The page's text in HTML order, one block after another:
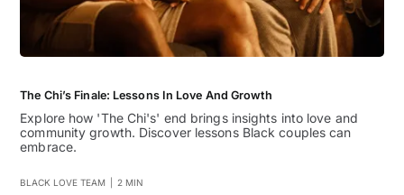
The Chi’s Finale: Lessons In Love And Growth
Explore how 'The Chi's' end brings insights into love and
community growth. Discover lessons Black couples can
embrace.
BLACK LOVE TEAM 2 MIN